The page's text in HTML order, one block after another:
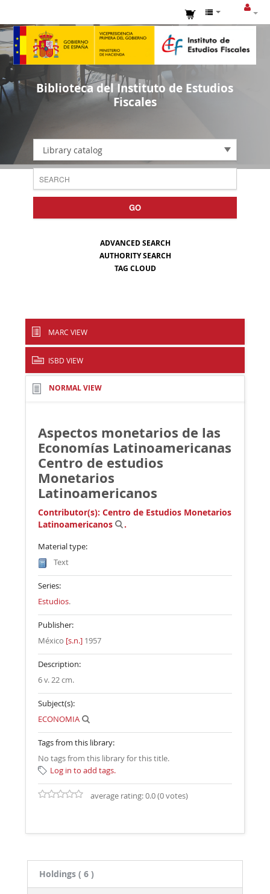
Biblioteca del Instituto de Estudios
Fiscales
Library catalog
GO
ADVANCED SEARCH
AUTHORITY SEARCH
TAG CLOUD
MARC VIEW
ISBD VIEW
NORMAL VIEW
Aspectos monetarios de las
Economías Latinoamericanas
Centro de estudios
Monetarios
Latinoamericanos
Contributor(s):Centro de Estudios Monetarios
Latinoamericanos
.
Material type:
Text
Series:
Estudios.
Publisher:
México [s.n.] 1957
Description:
6 v. 22 cm.
Subject(s):
ECONOMIA
Tags from this library:
No tags from this library for this title.
Log in to add tags.
average rating: 0.0 (0 votes)
Holdings ( 6 )